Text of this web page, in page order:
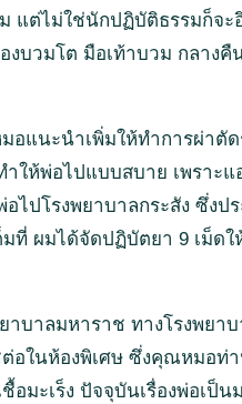
แต่ไม่ใช่นักปฏิบัติธรรมก็จะ
บวมโต มือเท้าบวม กลางคื
อแนะนำเพิ่มให้ทำการผ่าตั
ให้พ่อไปแบบสบาย เพราะแ
ไปโรงพยาบาลกระสัง ซึ่งป
ที่ ผมได้จัดปฏิบัตยา 9 เม็ดใ
บาลมหาราช ทางโรงพยาบ
อในห้องพิเศษ ซึ่งคุณหมอท่
ะเร็ง ปัจจุบันเรื่องพ่อเป็นม